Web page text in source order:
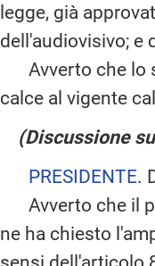
legge, già
dell'audiovisivo; e
Avverto che lo
calce al vigente
(Discussione
PRESIDENTE.
Avverto che il
ne ha chiesto